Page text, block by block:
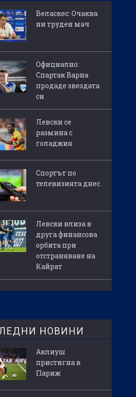
Веласкес: Очаква
ни труден мач
Официално:
Спартак Варна
продаде звездата
си
Левски се
размина с
голаджия
Спортът по
телевизията днес
Левски влиза в
друга финансова
орбита при
отстраняване на
Кайрат
НОВИНИ
Аклиуш
пристигна в
Париж